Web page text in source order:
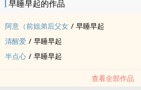
AI 但是想想我加给他的那么多品质 又觉得
早睡早起的作品
阿意（前姐弟后父女 / 早睡早起
清醒爱 / 早睡早起
半点心 / 早睡早起
查看全部作品